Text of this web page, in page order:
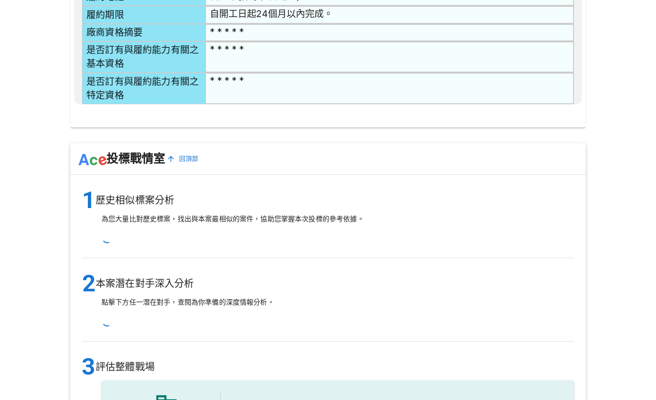
履約期限 自開工日起24個月以內完成。
廠商資格摘要 * * * * *
是否訂有與履約能力有關之
基本資格
* * * * *
是否訂有與履約能力有關之
特定資格
* * * * *
Ace投標戰情室 回頂部
1 歷史相似標案分析
為您大量比對歷史標案，找出與本案最相似的案件，協助您掌握本次投標的參考依據。
2本案潛在對手深入分析
點擊下方任一潛在對手，查閱為你準備的深度情報分析。
3評估整體戰場